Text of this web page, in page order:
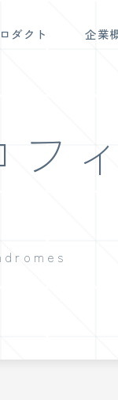
ダクト 企業
フ